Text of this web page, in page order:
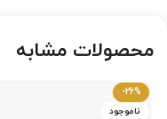
محصولات مشابه
-26%
ناموجود